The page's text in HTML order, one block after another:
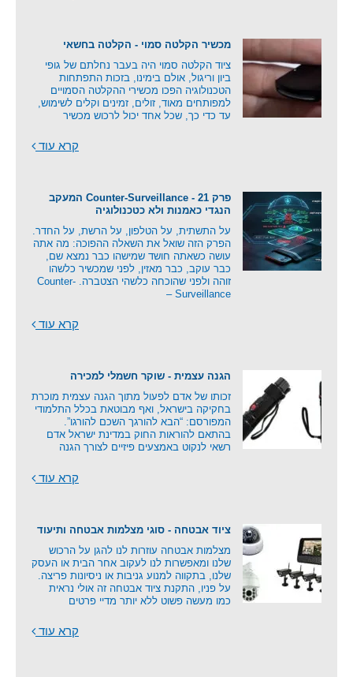
מכשיר הקלטה סמוי - הקלטה בחשאי
ציוד הקלטה סמוי היה בעבר נחלתם של גופי
ביון וריגול, אולם בימינו, בזכות התפתחות
הטכנולוגיה הפכו מכשירי ההקלטה הסמויים
למפותחים מאוד, זולים, זמינים וקלים לשימוש,
עד כדי כך, שכל אחד יכול לרכוש מכשיר
קרא עוד
פרק 21 - Counter-Surveillance המעקב
הנגדי כאמנות ולא כטכנולוגיה
על התשתית, על הטלפון, על הרשת, על החדר.
הפרק הזה שואל את השאלה ההפוכה: מה אתה
עושה כשאתה חושד שמישהו כבר נמצא שם,
כבר עוקב, כבר מאזין, לפני שמכשיר כלשהו
זוהה ולפני שהוכחה כלשהי הצטברה. Counter-
Surveillance –
קרא עוד
הגנה עצמית - שוקר חשמלי למכירה
זכותו של אדם לפעול מתוך הגנה עצמית מוכרת
בחקיקה בישראל, ואף מבוטאת בכלל התלמודי
המפורסם: “הבא להורגך השכם להורגו”.
בהתאם להוראות החוק במדינת ישראל אדם
רשאי לנקוט באמצעים פיזיים לצורך הגנה
קרא עוד
ציוד אבטחה - סוגי מצלמות אבטחה ותיעוד
מצלמות אבטחה עוזרות לנו להגן על הרכוש
שלנו ומאפשרות לנו לעקוב אחר הבית או העסק
שלנו, בתקווה למנוע גניבות או ניסיונות פריצה.
על פניו, התקנת ציוד אבטחה זה אולי נראית
כמו מעשה פשוט ללא יותר מדיי פרטים
קרא עוד